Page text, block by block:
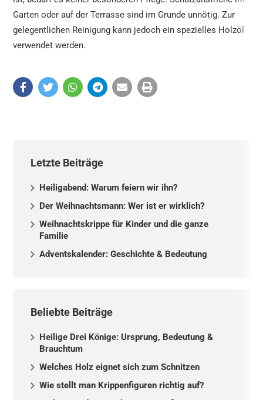
Garten oder auf der Terrasse sind im Grunde unnötig. Zur
gelegentlichen Reinigung kann jedoch ein spezielles Holzöl
verwendet werden.
Letzte Beiträge
Heiligabend: Warum feiern wir ihn?
Der Weihnachtsmann: Wer ist er wirklich?
Weihnachtskrippe für Kinder und die ganze
Familie
Adventskalender: Geschichte & Bedeutung
Beliebte Beiträge
Heilige Drei Könige: Ursprung, Bedeutung &
Brauchtum
Welches Holz eignet sich zum Schnitzen
Wie stellt man Krippenfiguren richtig auf?